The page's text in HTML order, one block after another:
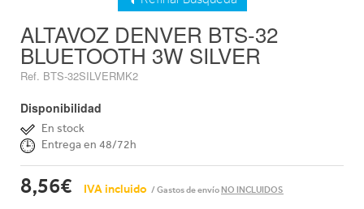
ALTAVOZ DENVER BTS-32
BLUETOOTH 3W SILVER
Ref. BTS-32SILVERMK2
Disponibilidad
En stock
Entrega en 48/72h
8,56€ IVA incluido / Gastos de envío NO INCLUIDOS